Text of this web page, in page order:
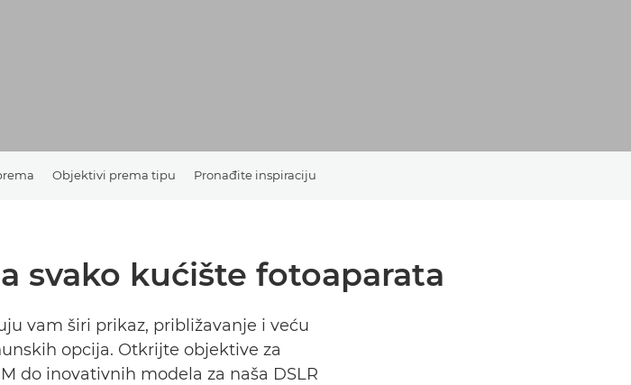
Objektivi prema tipu Pronađite inspiraciju
svako kućište fotoaparata
vam širi prikaz, približavanje i veću
opcija. Otkrijte objektive za
do inovativnih modela za naša DSLR